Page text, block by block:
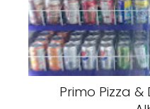
Primo Pizza